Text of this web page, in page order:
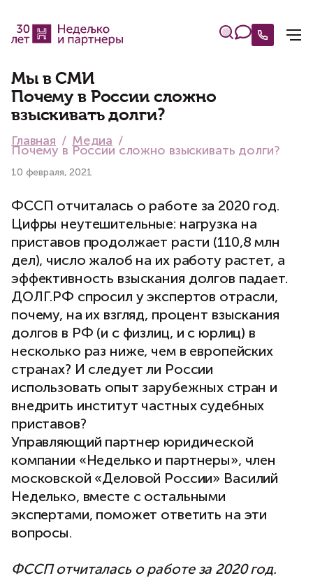
Мы в СМИ
Почему в России сложно
взыскивать долги?
Главная Медиа
Почему в России сложно взыскивать долги?
10 февраля, 2021
ФССП отчиталась о работе за 2020 год.
Цифры неутешительные: нагрузка на
приставов продолжает расти (110,8 млн
дел), число жалоб на их работу растет, а
эффективность взыскания долгов падает.
ДОЛГ.РФ спросил у экспертов отрасли,
почему, на их взгляд, процент взыскания
долгов в РФ (и с физлиц, и с юрлиц) в
несколько раз ниже, чем в европейских
странах? И следует ли России
использовать опыт зарубежных стран и
внедрить институт частных судебных
приставов?
Управляющий партнер юридической
компании «Неделько и партнеры», член
московской «Деловой России» Василий
Неделько, вместе с остальными
экспертами, поможет ответить на эти
вопросы.
ФССП отчиталась о работе за 2020 год.